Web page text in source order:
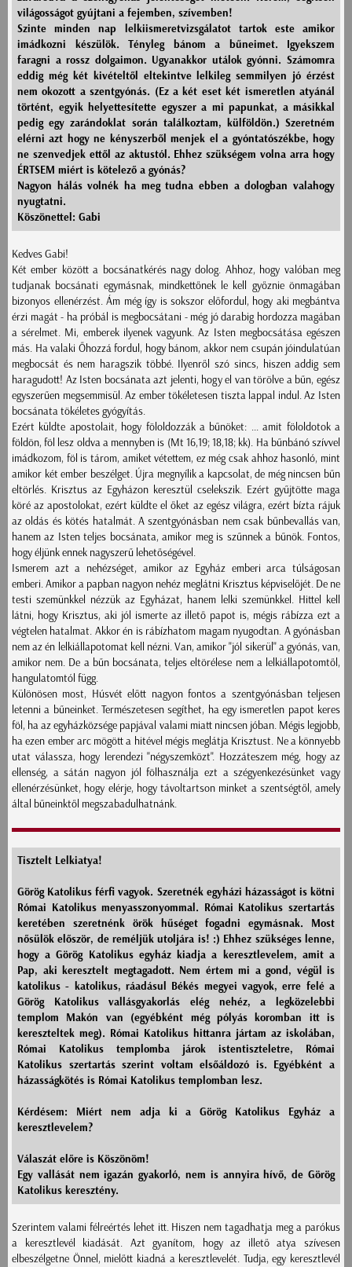
világosságot gyújtani a fejemben, szívemben!
Szinte minden nap lelkiismeretvizsgálatot tartok este amikor
imádkozni készülök. Tényleg bánom a bűneimet. Igyekszem
faragni a rossz dolgaimon. Ugyanakkor utálok gyónni. Számomra
eddig még két kivételtől eltekintve lelkileg semmilyen jó érzést
nem okozott a szentgyónás. (Ez a két eset két ismeretlen atyánál
történt, egyik helyettesítette egyszer a mi papunkat, a másikkal
pedig egy zarándoklat során találkoztam, külföldön.) Szeretném
elérni azt hogy ne kényszerből menjek el a gyóntatószékbe, hogy
ne szenvedjek ettől az aktustól. Ehhez szükségem volna arra hogy
ÉRTSEM miért is kötelező a gyónás?
Nagyon hálás volnék ha meg tudna ebben a dologban valahogy
nyugtatni.
Köszönettel: Gabi
Kedves Gabi!
Két ember között a bocsánatkérés nagy dolog. Ahhoz, hogy valóban meg
tudjanak bocsánati egymásnak, mindkettőnek le kell győznie önmagában
bizonyos ellenérzést. Ám még így is sokszor előfordul, hogy aki megbántva
érzi magát - ha próbál is megbocsátani - még jó darabig hordozza magában
a sérelmet. Mi, emberek ilyenek vagyunk. Az Isten megbocsátása egészen
más. Ha valaki Őhozzá fordul, hogy bánom, akkor nem csupán jóindulatúan
megbocsát és nem haragszik többé. Ilyenről szó sincs, hiszen addig sem
haragudott! Az Isten bocsánata azt jelenti, hogy el van törölve a bűn, egész
egyszerűen megsemmisül. Az ember tökéletesen tiszta lappal indul. Az Isten
bocsánata tökéletes gyógyítás.
Ezért küldte apostolait, hogy föloldozzák a bűnöket: ... amit föloldotok a
földön, föl lesz oldva a mennyben is (Mt 16,19; 18,18; kk). Ha bűnbánó szívvel
imádkozom, föl is tárom, amiket vétettem, ez még csak ahhoz hasonló, mint
amikor két ember beszélget. Újra megnyílik a kapcsolat, de még nincsen bűn
eltörlés. Krisztus az Egyházon keresztül cselekszik. Ezért gyűjtötte maga
köré az apostolokat, ezért küldte el őket az egész világra, ezért bízta rájuk
az oldás és kötés hatalmát. A szentgyónásban nem csak bűnbevallás van,
hanem az Isten teljes bocsánata, amikor meg is szűnnek a bűnök. Fontos,
hogy éljünk ennek nagyszerű lehetőségével.
Ismerem azt a nehézséget, amikor az Egyház emberi arca túlságosan
emberi. Amikor a papban nagyon nehéz meglátni Krisztus képviselőjét. De ne
testi szemünkkel nézzük az Egyházat, hanem lelki szemünkkel. Hittel kell
látni, hogy Krisztus, aki jól ismerte az illető papot is, mégis rábízza ezt a
végtelen hatalmat. Akkor én is rábízhatom magam nyugodtan. A gyónásban
nem az én lelkiállapotomat kell nézni. Van, amikor "jól sikerül" a gyónás, van,
amikor nem. De a bűn bocsánata, teljes eltörélese nem a lelkiállapotomtől,
hangulatomtól függ.
Különösen most, Húsvét előtt nagyon fontos a szentgyónásban teljesen
letenni a bűneinket. Természetesen segíthet, ha egy ismeretlen papot keres
föl, ha az egyházközsége papjával valami miatt nincsen jóban. Mégis legjobb,
ha ezen ember arc mögött a hitével mégis meglátja Krisztust. Ne a könnyebb
utat válassza, hogy lerendezi "négyszemközt". Hozzáteszem még, hogy az
ellenség, a sátán nagyon jól fölhasználja ezt a szégyenkezésünket vagy
ellenérzésünket, hogy elérje, hogy távoltartson minket a szentségtől, amely
által bűneinktől megszabadulhatnánk.
Tisztelt Lelkiatya!
Görög Katolikus férfi vagyok. Szeretnék egyházi házasságot is kötni
Római Katolikus menyasszonyommal. Római Katolikus szertartás
keretében szeretnénk örök hűséget fogadni egymásnak. Most
nősülök először, de reméljük utoljára is! :) Ehhez szükséges lenne,
hogy a Görög Katolikus egyház kiadja a keresztlevelem, amit a
Pap, aki keresztelt megtagadott. Nem értem mi a gond, végül is
katolikus - katolikus, ráadásul Békés megyei vagyok, erre felé a
Görög Katolikus vallásgyakorlás elég nehéz, a legközelebbi
templom Makón van (egyébként még pólyás koromban itt is
kereszteltek meg). Római Katolikus hittanra jártam az iskolában,
Római Katolikus templomba járok istentiszteletre, Római
Katolikus szertartás szerint voltam elsőáldozó is. Egyébként a
házasságkötés is Római Katolikus templomban lesz.
Kérdésem: Miért nem adja ki a Görög Katolikus Egyház a
keresztlevelem?
Válaszát előre is Köszönöm!
Egy vallását nem igazán gyakorló, nem is annyira hívő, de Görög
Katolikus keresztény.
Szerintem valami félreértés lehet itt. Hiszen nem tagadhatja meg a parókus
a keresztlevél kiadását. Azt gyanítom, hogy az illető atya szívesen
elbeszélgetne Önnel, mielőtt kiadná a keresztlevelét. Tudja, egy keresztlevél